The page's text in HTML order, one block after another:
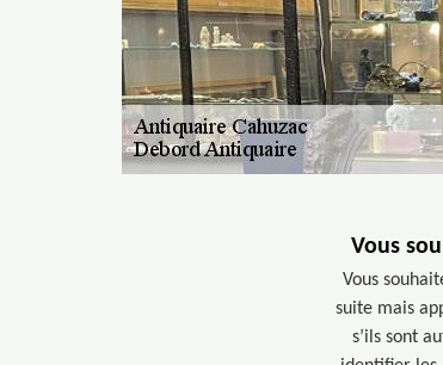
Vous
Vous
suite mais
s’ils sont